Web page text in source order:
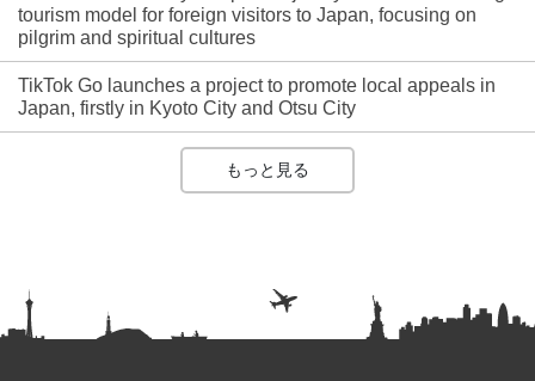
tourism model for foreign visitors to Japan, focusing on
pilgrim and spiritual cultures
TikTok Go launches a project to promote local appeals in
Japan, firstly in Kyoto City and Otsu City
もっと見る